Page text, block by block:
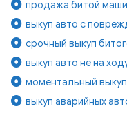
продажа битой
выкуп авто с
срочный выкуп
выкуп авто не на
моментальный
выкуп аварийных